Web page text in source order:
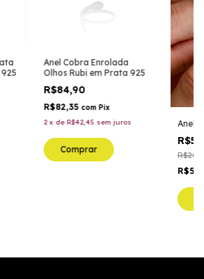
Anel Cobra Enrolada
Olhos Rubi em Prata 925
R$84,90
R$82,35 com Pix
2 x de R$42,45 sem juros
Comprar
Anel